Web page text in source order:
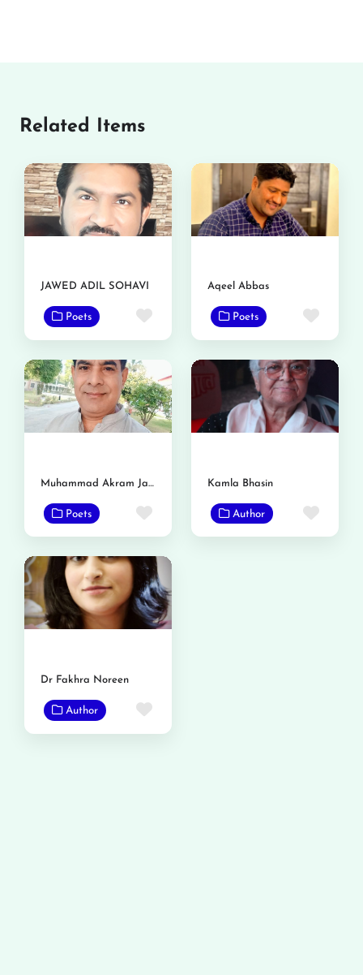
Related Items
JAWED ADIL SOHAVI
Poets Favorite
Aqeel Abbas
Poets
Muhammad Akram Jazib
Poets Favorite
Kamla Bhasin
Author
Dr Fakhra Noreen
Author Favorite